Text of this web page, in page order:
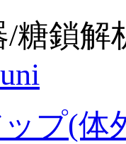
糖鎖解
プ(体